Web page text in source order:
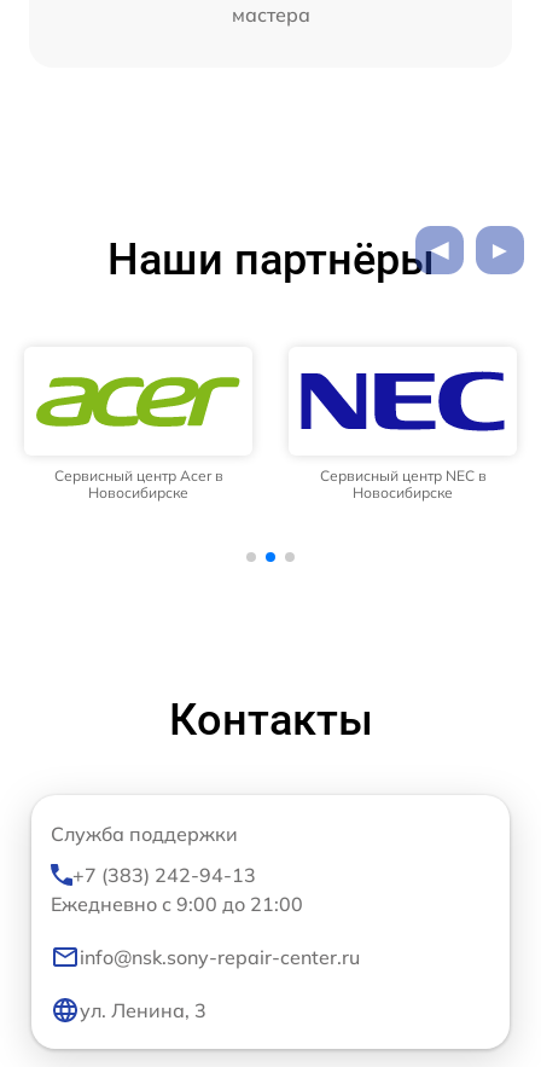
мастера
Наши партнёры
Сервисный центр Acer в
Новосибирске
Сервисный центр NEC в
Новосибирске
Контакты
Служба поддержки
+7 (383) 242-94-13
Ежедневно с 9:00 до 21:00
info@nsk.sony-repair-center.ru
ул. Ленина, 3